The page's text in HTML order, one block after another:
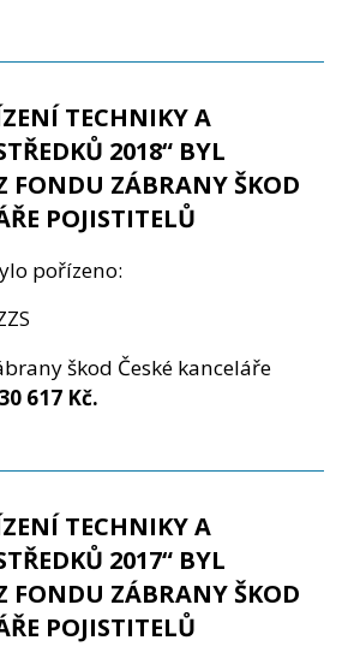
TECHNIKY A
2018“ BYL
FONDU ZÁBRANY ŠKOD
POJISTITELŮ
pořízeno:
škod České kanceláře
617 Kč.
TECHNIKY A
2017“ BYL
FONDU ZÁBRANY ŠKOD
POJISTITELŮ